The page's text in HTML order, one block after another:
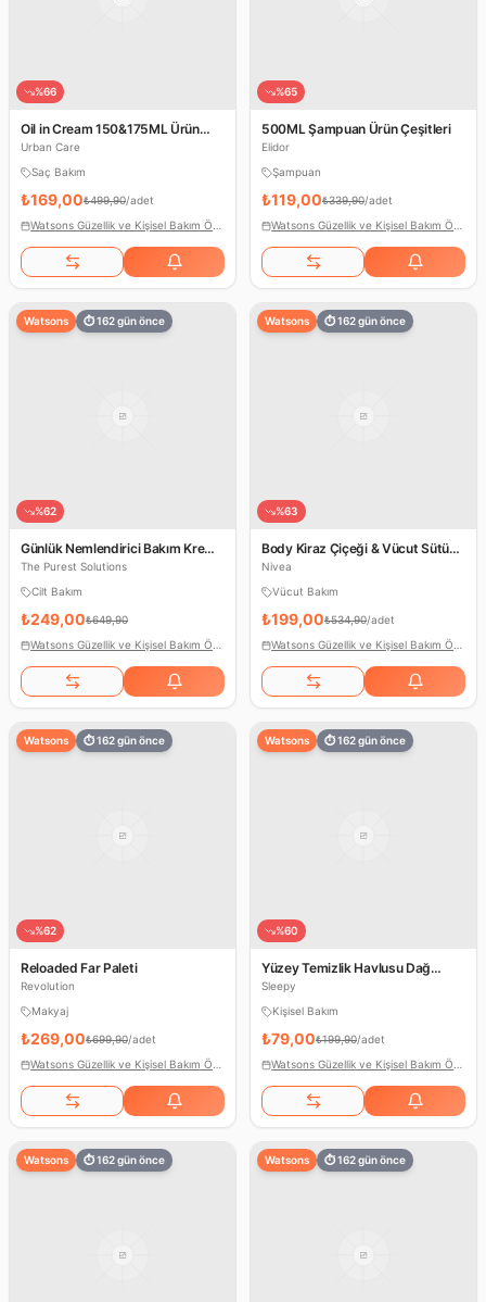
%66
Oil in Cream 150&175ML Ürün
Çeşitleri
Urban Care
Saç Bakım
₺169,00₺499,90/adet
%65
500ML Şampuan Ürün Çeşitleri
Elidor
Şampuan
₺119,00₺339,90/adet
Watsons ⏱162gün önce
%62
Günlük Nemlendirici Bakım Kremi
50 ML
The Purest Solutions
Cilt Bakım
₺249,00₺649,90
Watsons ⏱162gün önce
%63
Body Kiraz Çiçeği & Vücut Sütü
Losyon Çeşitleri
Nivea
Vücut Bakım
₺199,00₺534,90/adet
Watsons ⏱162gün önce
%62
Reloaded Far Paleti
Revolution
Makyaj
₺269,00₺699,90/adet
Watsons ⏱162gün önce
%60
Yüzey Temizlik Havlusu Dağ
Esintisi
Sleepy
Kişisel Bakım
₺79,00₺199,90/adet
Watsons ⏱162gün önce Watsons ⏱162gün önce